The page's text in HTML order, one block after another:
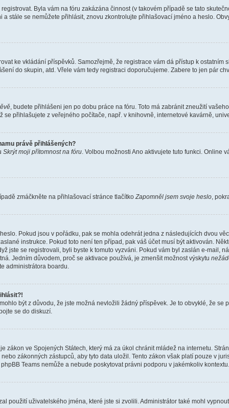
Byla vám na fóru zakázána činnost (v takovém případě se tato
stále se nemůžete přihlásit, znovu zkontrolujte přihlašovací jméno a heslo.
ke vkládání příspěvků. Samozřejmě, že registrace vám dá přístup k
do skupin, atd. Vřele vám tedy registraci doporučujeme. Zabere to jen pár
, budete přihlášeni jen po dobu práce na fóru. Toto má zabránit zneužití
přihlašujete z veřejného počítače, např. v knihovně, internetové kavárně,
právě přihlášených?
Skrýt moji přítomnost na fóru . Volbou možnosti Ano aktivujete tuto funkci. Online
zmáčkněte na přihlašovací stránce tlačítko Zapomněl jsem svoje heslo ,
Pokud jsou v pořádku, pak se mohla odehrát jedna z následujících dvou
instrukce. Pokud toto není ten případ, pak váš účet musí být aktivován.
jste se registrovali, byli byste k tomuto vyzváni. Pokud vám byl zaslán e-mail,
Jedním důvodem, proč se aktivace používá, je zmenšit možnost výskytu
administrátora boardu.
být z důvodu, že jste možná nevložili žádný příspěvek. Je to obvyklé, že
se do diskuzí.
zákon ve Spojených Státech, který má za úkol chránit mládež na internetu.
zákonných zástupců, aby tyto data uložil. Tento zákon však platí pouze v
Teams nemůže a nebude poskytovat právni podporu v jakémkoliv kontextu.
použití uživatelského jména, které jste si zvolili. Administrátor také mohl